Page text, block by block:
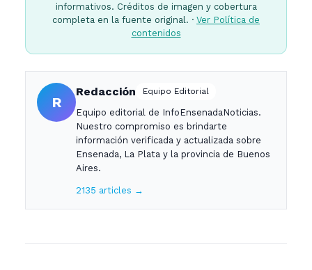
informativos. Créditos de imagen y cobertura
completa en la fuente original. · Ver Política de
contenidos
R
Redacción Equipo Editorial
Equipo editorial de InfoEnsenadaNoticias.
Nuestro compromiso es brindarte
información verificada y actualizada sobre
Ensenada, La Plata y la provincia de Buenos
Aires.
2135 articles →